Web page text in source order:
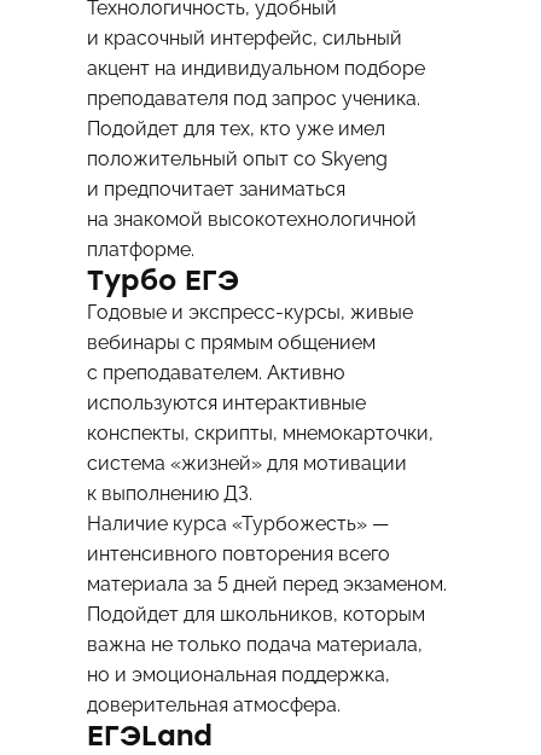
Технологичность, удобный
и красочный интерфейс, сильный
акцент на индивидуальном подборе
преподавателя под запрос ученика.
Подойдет для тех, кто уже имел
положительный опыт со Skyeng
и предпочитает заниматься
на знакомой высокотехнологичной
платформе.
Турбо ЕГЭ
Годовые и экспресс-курсы, живые
вебинары с прямым общением
с преподавателем. Активно
используются интерактивные
конспекты, скрипты, мнемокарточки,
система «жизней» для мотивации
к выполнению ДЗ.
Наличие курса «Турбожесть» —
интенсивного повторения всего
материала за 5 дней перед экзаменом.
Подойдет для школьников, которым
важна не только подача материала,
но и эмоциональная поддержка,
доверительная атмосфера.
ЕГЭLand